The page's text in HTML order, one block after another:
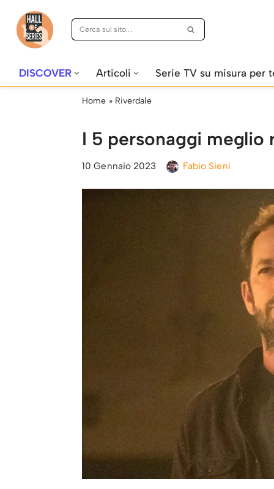
Vai
DISCOVER Articoli Serie TV su misura per
Home » Riverdale
I 5 personaggi meglio
10 Gennaio 2023 Fabio Sieni